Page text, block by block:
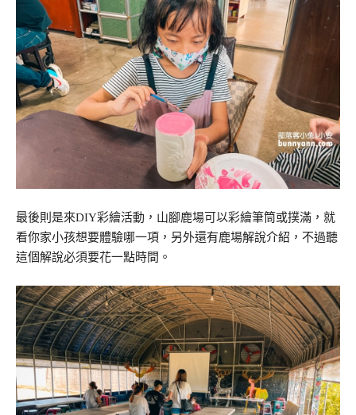
最後則是來DIY彩繪活動，山腳鹿場可以彩繪筆筒或撲滿，就
看你家小孩想要體驗哪一項，另外還有鹿場解說介紹，不過聽
這個解說必須要花一點時間。